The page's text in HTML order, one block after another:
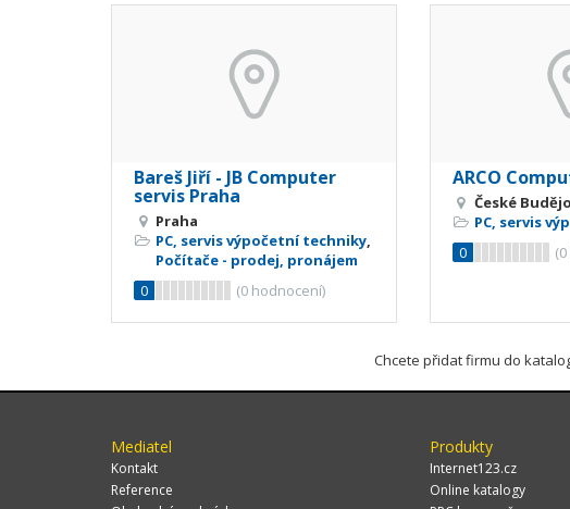
Bareš Jiří - JB Computer
servis Praha
Praha
PC, servis výpočetní techniky,
Počítače - prodej, pronájem
0
(0 hodnocení)
ARCO
České
PC, servis
0
(0
Chcete přidat firmu do
Mediatel
Kontakt
Reference
Produkty
Internet123.cz
Online katalogy